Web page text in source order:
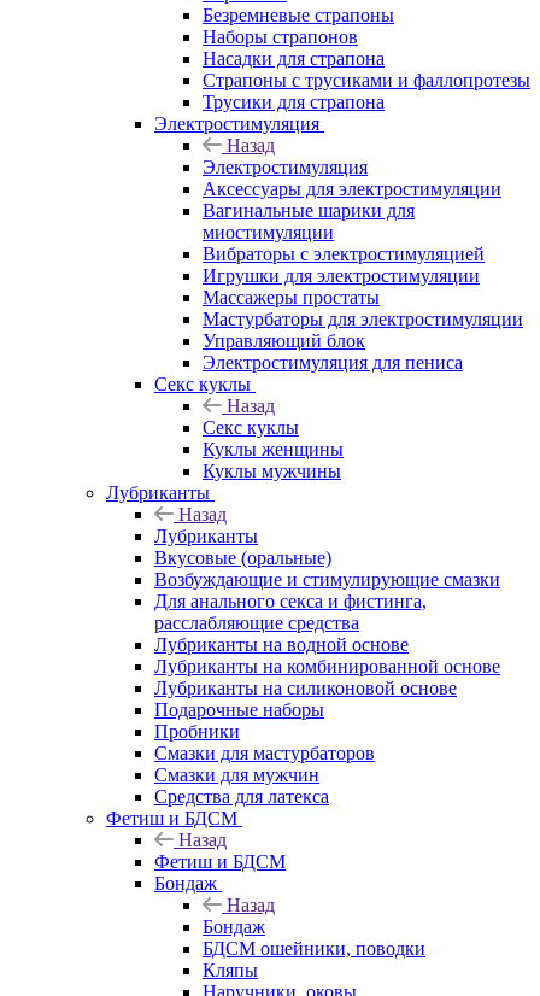
Безремневые страпоны
Наборы страпонов
Насадки для страпона
Страпоны с трусиками и фаллопротезы
Трусики для страпона
Электростимуляция
Назад
Электростимуляция
Аксессуары для электростимуляции
Вагинальные шарики для
миостимуляции
Вибраторы с электростимуляцией
Игрушки для электростимуляции
Массажеры простаты
Мастурбаторы для электростимуляции
Управляющий блок
Электростимуляция для пениса
Секс куклы
Назад
Секс куклы
Куклы женщины
Куклы мужчины
Лубриканты
Назад
Лубриканты
Вкусовые (оральные)
Возбуждающие и стимулирующие смазки
Для анального секса и фистинга,
расслабляющие средства
Лубриканты на водной основе
Лубриканты на комбинированной основе
Лубриканты на силиконовой основе
Подарочные наборы
Пробники
Смазки для мастурбаторов
Смазки для мужчин
Средства для латекса
Фетиш и БДСМ
Назад
Фетиш и БДСМ
Бондаж
Назад
Бондаж
БДСМ ошейники, поводки
Кляпы
Наручники, оковы